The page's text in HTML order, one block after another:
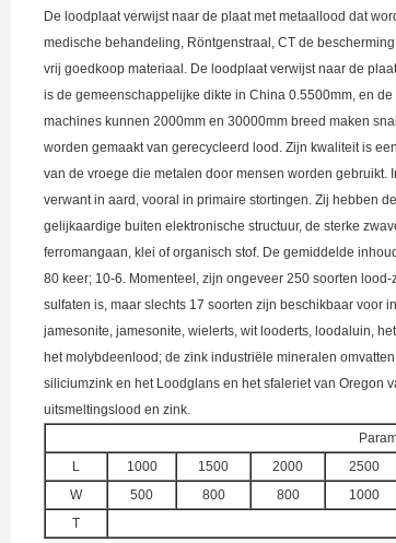
De loodplaat verwijst naar de plaat met metaallood dat
medische behandeling, Röntgenstraal, CT de
vrij goedkoop materiaal. De loodplaat verwijst naar de
is de gemeenschappelijke dikte in China 0.5500mm, en
machines kunnen 2000mm en 30000mm breed maken
worden gemaakt van gerecycleerd lood. Zijn kwaliteit is
van de vroege die metalen door mensen worden
verwant in aard, vooral in primaire stortingen. Zij hebben
gelijkaardige buiten elektronische structuur, de sterke
ferromangaan, klei of organisch stof. De gemiddelde
80 keer; 10-6. Momenteel, zijn ongeveer 250 soorten
sulfaten is, maar slechts 17 soorten zijn beschikbaar voor
jamesonite, jamesonite, wielerts, wit looderts, loodaluin,
het molybdeenlood; de zink industriële mineralen
siliciumzink en het Loodglans en het sfaleriet van Oregon
uitsmeltingslood en zink.
L
1000 1500 2000 2500
W
500 800 800 1000
T